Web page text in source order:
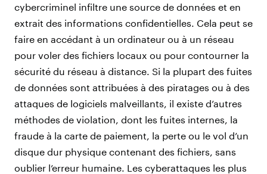
cybercriminel infiltre une source de données et en
extrait des informations confidentielles. Cela peut se
faire en accédant à un ordinateur ou à un réseau
pour voler des fichiers locaux ou pour contourner la
sécurité du réseau à distance. Si la plupart des fuites
de données sont attribuées à des piratages ou à des
attaques de logiciels malveillants, il existe d’autres
méthodes de violation, dont les fuites internes, la
fraude à la carte de paiement, la perte ou le vol d’un
disque dur physique contenant des fichiers, sans
oublier l’erreur humaine. Les cyberattaques les plus